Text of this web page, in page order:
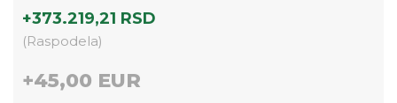
+373.219,21 RSD
(Raspodela)
+45,00 EUR